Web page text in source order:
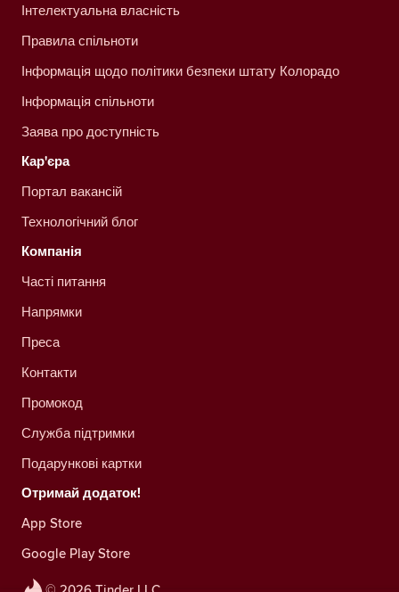
Інтелектуальна власність
Правила спільноти
Інформація щодо політики безпеки штату Колорадо
Інформація спільноти
Заява про доступність
Кар'єра
Портал вакансій
Технологічний блог
Компанія
Часті питання
Напрямки
Преса
Контакти
Промокод
Служба підтримки
Подарункові картки
Отримай додаток!
App Store
Google Play Store